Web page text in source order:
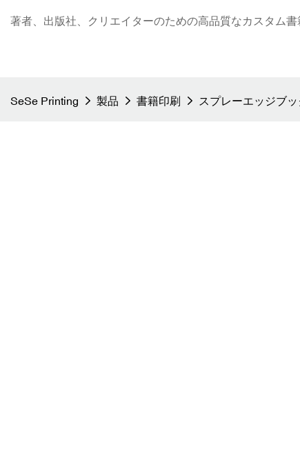
著者、出版社、クリエイターのための高品質なカスタム
SeSe Printing 製品 書籍印刷 スプレーエッジブ